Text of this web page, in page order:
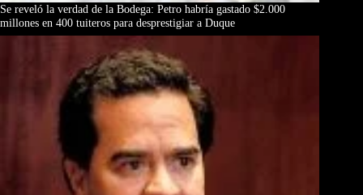
Se reveló la verdad de la Bodega: Petro habría gastado $2.000
millones en 400 tuiteros para desprestigiar a Duque